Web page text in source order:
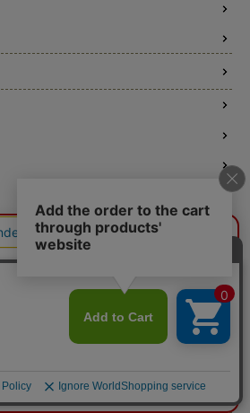
¥0 閉じる
本体色：
選択してください
本体代：¥0